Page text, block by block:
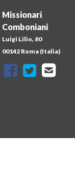
Missionari
Comboniani
Luigi Lilio, 80
00142 Roma (Italia)